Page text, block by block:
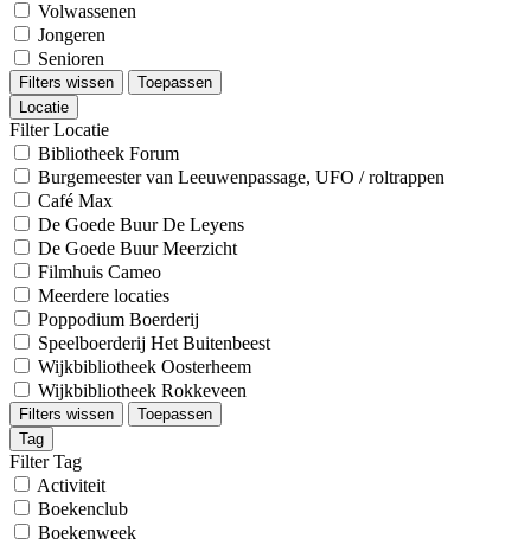
Volwassenen
Jongeren
Senioren
Filters wissen
Toepassen
Locatie
Filter Locatie
Bibliotheek Forum
Burgemeester van Leeuwenpassage, UFO / roltrappen
Café Max
De Goede Buur De Leyens
De Goede Buur Meerzicht
Filmhuis Cameo
Meerdere locaties
Poppodium Boerderij
Speelboerderij Het Buitenbeest
Wijkbibliotheek Oosterheem
Wijkbibliotheek Rokkeveen
Filters wissen
Toepassen
Tag
Filter Tag
Activiteit
Boekenclub
Boekenweek